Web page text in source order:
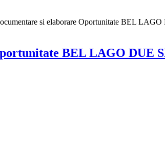
si elaborare Oportunitate BEL
BEL LAGO DUE